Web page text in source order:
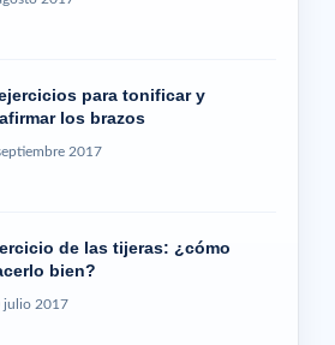
para tonificar y
los brazos
2017
de las tijeras: ¿cómo
bien?
julio 2017